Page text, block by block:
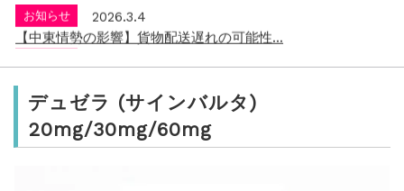
お知らせ
2026.1.6
送料改定について...
年末年始の営業について【2025-202...
お知らせ
2025.8.24
問い合わせ停止期間のご案内...
お知らせ
2026.4.9
デュゼラ (サインバルタ)
20mg/30mg/60mg